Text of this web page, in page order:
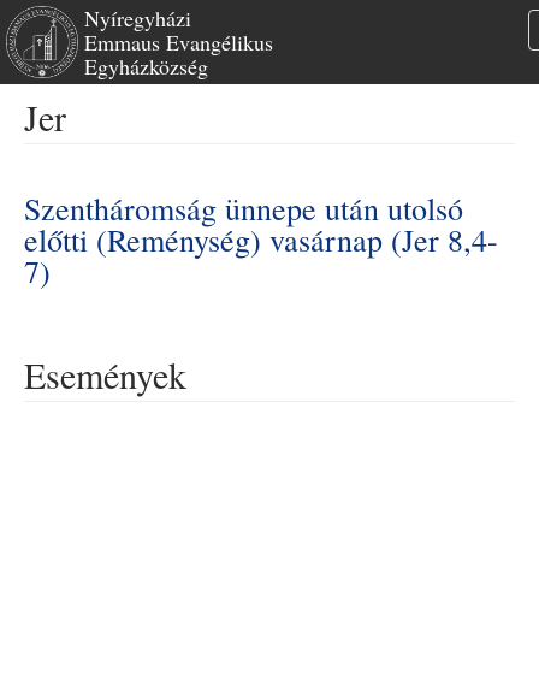
Ugrás
Nyíregyházi
Emmaus Evangélikus
Egyházközség
Jer
Szentháromság ünnepe után utolsó
előtti (Reménység) vasárnap (Jer 8,4-
7)
Események